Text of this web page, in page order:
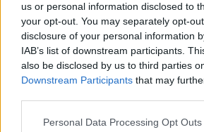
us or personal information disclosed to
your opt-out. You may separately opt-
disclosure of your personal information
IAB’s list of downstream participants.
also be disclosed by us to third parties
Downstream Participants that may
Personal Data Processing Opt Outs
A noi interessa il dito non la luna
Come rubare allo stato e vivere felici
Una performance
Il compagno
​Io (allo specchio)
Tramonto
Il giorno dei saldi